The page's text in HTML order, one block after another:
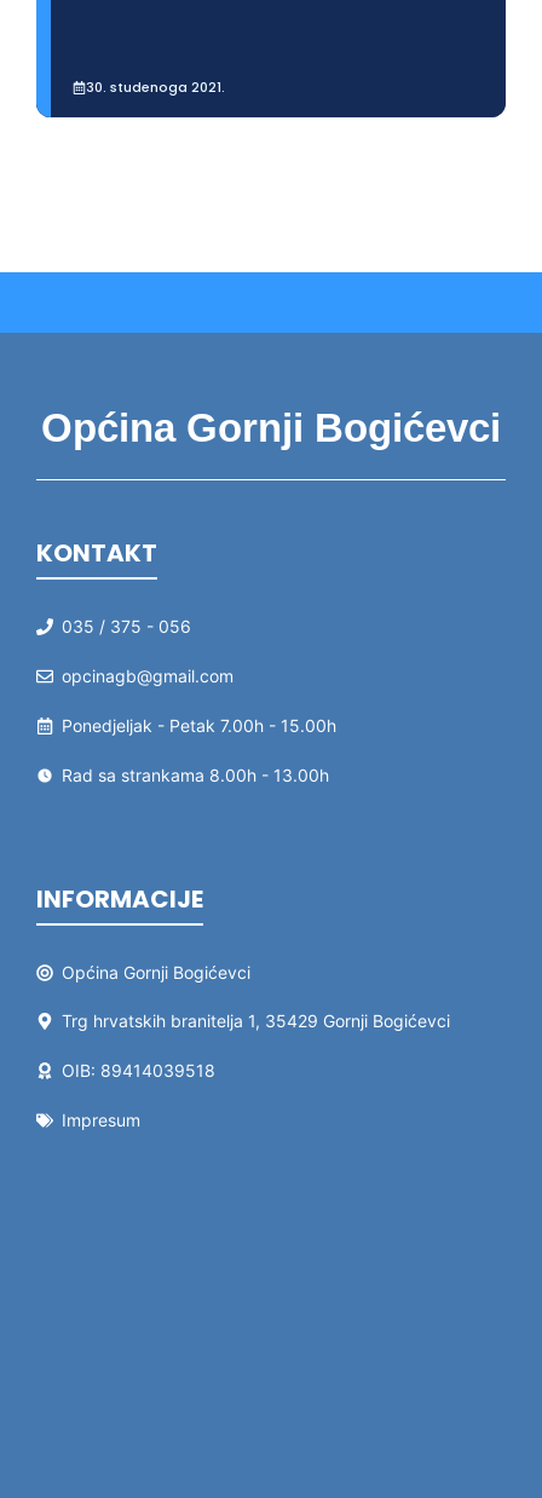
30. studenoga 2021.
Općina Gornji Bogićevci
KONTAKT
035 / 375 - 056
opcinagb@gmail.com
Ponedjeljak - Petak 7.00h - 15.00h
Rad sa strankama 8.00h - 13.00h
INFORMACIJE
Općina Gornji Bogićevci
Trg hrvatskih branitelja 1, 35429 Gornji Bogićevci
OIB: 89414039518
Impresum